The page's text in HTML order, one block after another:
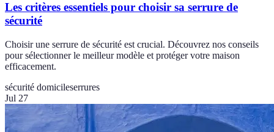
Les critères essentiels pour choisir sa serrure de
sécurité
Choisir une serrure de sécurité est crucial. Découvrez nos conseils
pour sélectionner le meilleur modèle et protéger votre maison
efficacement.
sécurité domicileserrures
Jul 27